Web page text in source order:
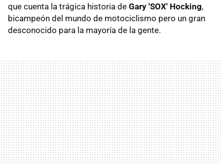
que cuenta la trágica historia de Gary 'SOX' Hocking,
bicampeón del mundo de motociclismo pero un gran
desconocido para la mayoría de la gente.